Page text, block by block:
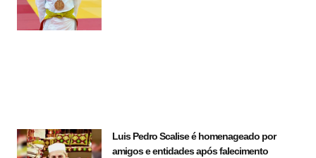
Luis Pedro Scalise é homenageado por
amigos e entidades após falecimento